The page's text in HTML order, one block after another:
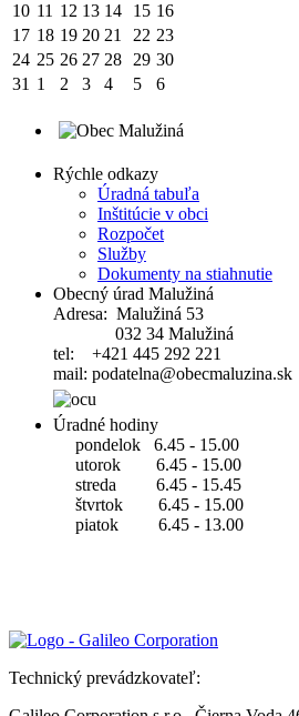
10 11 12 13 14 15 16
17 18 19 20 21 22 23
24 25 26 27 28 29 30
31 1 2 3 4 5 6
Rýchle odkazy
Úradná tabuľa
Inštitúcie v obci
Rozpočet
Služby
Dokumenty na stiahnutie
Obecný úrad Malužiná
Adresa: Malužiná 53
032 34 Malužiná
tel: +421 445 292 221
mail: podatelna@obecmaluzina.sk
Úradné hodiny
pondelok 6.45 - 15.00
utorok 6.45 - 15.00
streda 6.45 - 15.45
štvrtok 6.45 - 15.00
piatok 6.45 - 13.00
Technický prevádzkovateľ: